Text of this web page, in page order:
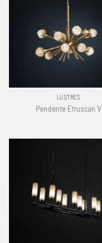
LUSTRES
Pendente Etruscan V